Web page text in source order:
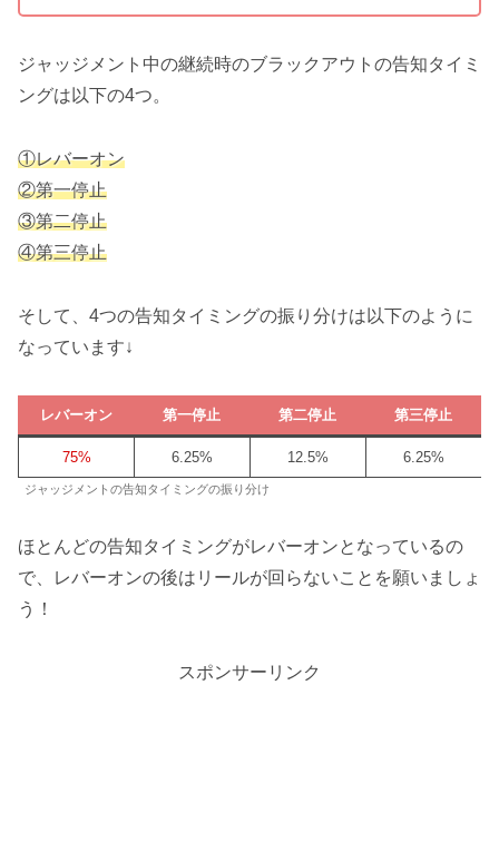
ジャッジメント中の継続時のブラックアウトの告知タイミ
ングは以下の4つ。
①レバーオン
②第一停止
③第二停止
④第三停止
そして、4つの告知タイミングの振り分けは以下のように
なっています↓
レバーオン 第一停止 第二停止 第三停止
75% 6.25% 12.5% 6.25%
ジャッジメントの告知タイミングの振り分け
ほとんどの告知タイミングがレバーオンとなっているの
で、レバーオンの後はリールが回らないことを願いましょ
う！
スポンサーリンク